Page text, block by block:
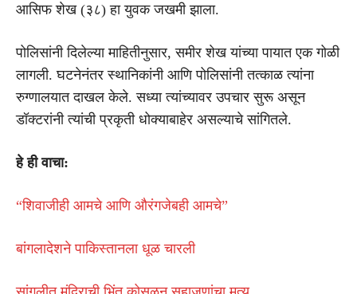
आसिफ शेख (३८) हा युवक जखमी झाला.
पोलिसांनी दिलेल्या माहितीनुसार, समीर शेख यांच्या पायात एक गोळी
लागली. घटनेनंतर स्थानिकांनी आणि पोलिसांनी तत्काळ त्यांना
रुग्णालयात दाखल केले. सध्या त्यांच्यावर उपचार सुरू असून
डॉक्टरांनी त्यांची प्रकृती धोक्याबाहेर असल्याचे सांगितले.
हे ही वाचा:
“शिवाजीही आमचे आणि औरंगजेबही आमचे”
बांगलादेशने पाकिस्तानला धूळ चारली